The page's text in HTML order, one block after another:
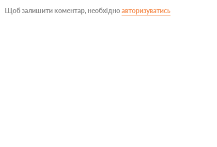
Щоб залишити коментар, необхідноавторизуватись